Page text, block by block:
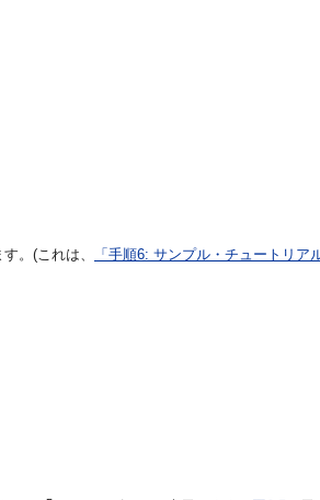
。(これは、 「手順6: サンプル・チュートリア